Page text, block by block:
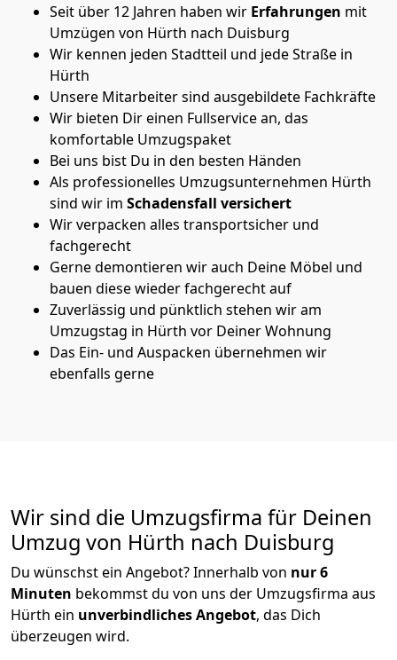
Seit über 12 Jahren haben wir Erfahrungen mit
Umzügen von Hürth nach Duisburg
Wir kennen jeden Stadtteil und jede Straße in
Hürth
Unsere Mitarbeiter sind ausgebildete Fachkräfte
Wir bieten Dir einen Fullservice an, das
komfortable Umzugspaket
Bei uns bist Du in den besten Händen
Als professionelles Umzugsunternehmen Hürth
sind wir im Schadensfall versichert
Wir verpacken alles transportsicher und
fachgerecht
Gerne demontieren wir auch Deine Möbel und
bauen diese wieder fachgerecht auf
Zuverlässig und pünktlich stehen wir am
Umzugstag in Hürth vor Deiner Wohnung
Das Ein- und Auspacken übernehmen wir
ebenfalls gerne
Wir sind die Umzugsfirma für Deinen
Umzug von Hürth nach Duisburg
Du wünschst ein Angebot? Innerhalb von nur 6
Minuten bekommst du von uns der Umzugsfirma aus
Hürth ein unverbindliches Angebot, das Dich
überzeugen wird.